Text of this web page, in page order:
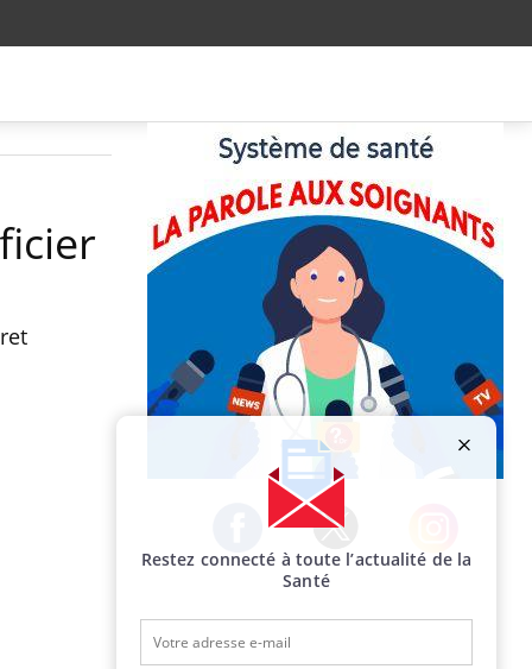
Facebook Twitter Instagram
Restez connecté à toute l’actualité de la
Santé